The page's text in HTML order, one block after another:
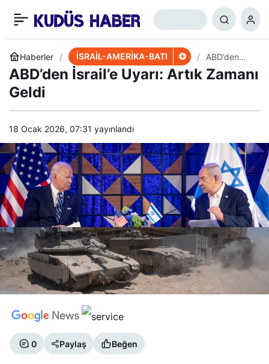
Haberler İSRAİL-AMERİKA-BATI
ABD’den
İsrail’e
Uyarı: Artık
ABD’den İsrail’e Uyarı: Artık Zamanı
Geldi
18 Ocak 2026, 07:31 yayınlandı
0 Paylaş Beğen
Reuters: İran ve
Müttefikleri Ateşkes
Görüşmesini Bekliyor
+ 0 Paylaş